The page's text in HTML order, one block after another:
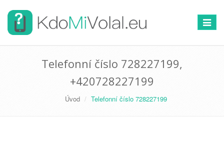
Telefonní číslo 728227199,
+420728227199
Úvod Telefonní číslo 728227199